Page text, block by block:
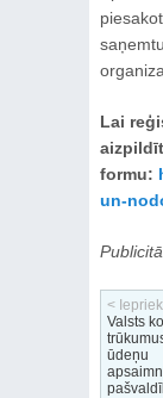
Lai
formu:
un-
<
Valsts
ūdeņu